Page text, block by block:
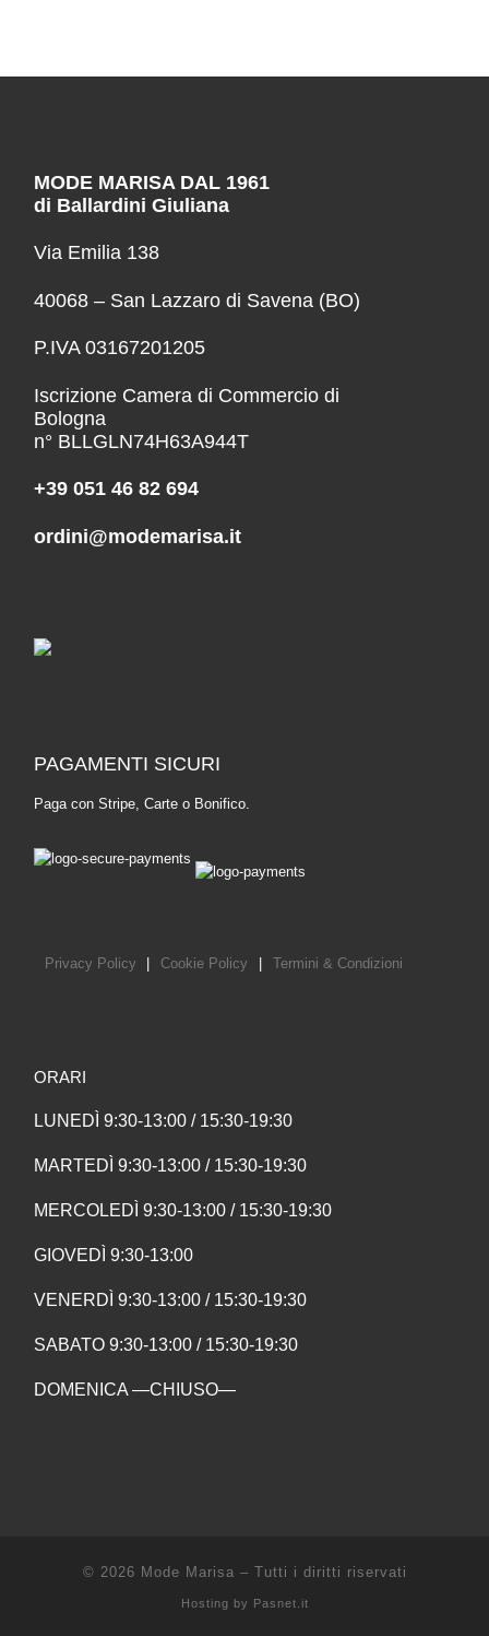
MODE MARISA DAL 1961
di Ballardini Giuliana
Via Emilia 138
40068 – San Lazzaro di Savena (BO)
P.IVA 03167201205
Iscrizione Camera di Commercio di
Bologna
n° BLLGLN74H63A944T
+39 051 46 82 694
ordini@modemarisa.it
PAGAMENTI SICURI
Paga con Stripe, Carte o Bonifico.
Privacy Policy Cookie Policy Termini & Condizioni
ORARI
LUNEDÌ 9:30-13:00 / 15:30-19:30
MARTEDÌ 9:30-13:00 / 15:30-19:30
MERCOLEDÌ 9:30-13:00 / 15:30-19:30
GIOVEDÌ 9:30-13:00
VENERDÌ 9:30-13:00 / 15:30-19:30
SABATO 9:30-13:00 / 15:30-19:30
DOMENICA —CHIUSO—
© 2026 Mode Marisa – Tutti i diritti riservati
Hosting by Pasnet.it